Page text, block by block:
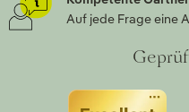
Auf jede Frage eine